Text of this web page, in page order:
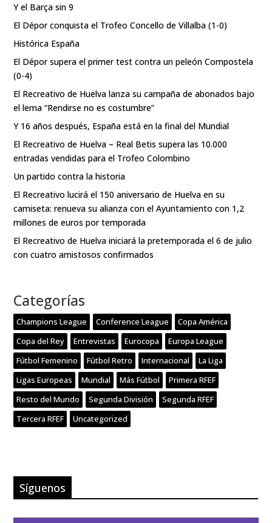
Y el Barça sin 9
El Dépor conquista el Trofeo Concello de Villalba (1-0)
Histórica España
El Dépor supera el primer test contra un peleón Compostela
(0-4)
El Recreativo de Huelva lanza su campaña de abonados bajo
el lema “Rendirse no es costumbre”
Y 16 años después, España está en la final del Mundial
El Recreativo de Huelva – Real Betis supera las 10.000
entradas vendidas para el Trofeo Colombino
Un partido contra la historia
El Recreativo lucirá el 150 aniversario de Huelva en su
camiseta: renueva su alianza con el Ayuntamiento con 1,2
millones de euros por temporada
El Recreativo de Huelva iniciará la pretemporada el 6 de julio
con cuatro amistosos confirmados
Categorías
Champions League Conference League
Copa América
Copa del Rey
Entrevistas Eurocopa
Europa League
Fútbol Femenino
Fútbol Retro Internacional
La Liga
Ligas Europeas
Mundial Más Fútbol
Primera RFEF
Resto del Mundo
Segunda División
Segunda RFEF
Tercera RFEF
Uncategorized
Síguenos